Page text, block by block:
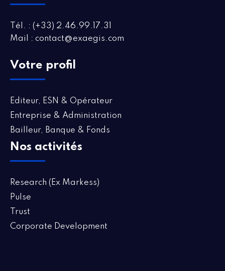
Tél. : (+33) 2.46.99.17.31
Mail : contact@exaegis.com
Votre profil
Editeur, ESN & Opérateur
Entreprise & Administration
Bailleur, Banque & Fonds
Nos activités
Research (Ex Markess)
Pulse
Trust
Corporate Development